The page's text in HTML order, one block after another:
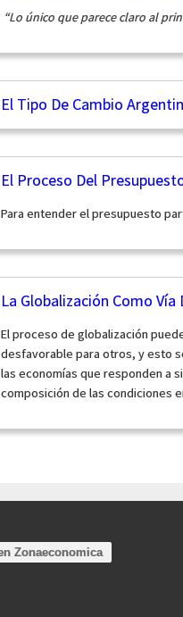
“Lo único que parece claro al
El Tipo De Cambio
El Proceso Del
Para entender el presupuesto
La Globalización Como
El proceso de globalización
desfavorable para otros, y esto
las economías que responden a
composición de las condiciones